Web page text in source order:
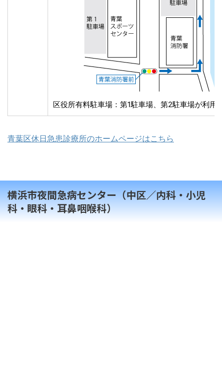
区役所有料駐車場：第1駐車場、第2駐車場が利用
青葉区休日急患診療所のホームページはこちら
横浜市夜間急病センター（中区／内科・小児
科・眼科・耳鼻咽喉科）